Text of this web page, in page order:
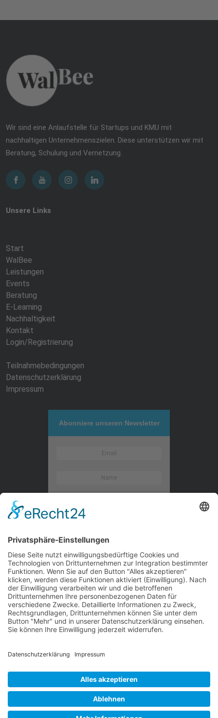
Wir sind eine Anlaufstelle für Startups und KMU mit
nachhaltigen Unternehmenszielen. Diese unterstützen wir mit
Beratung, Schulung und Vernetzung.
Unsere Links
Start
WalBee
Leistungen
Events
Beratung
E-Learning
Nachhaltigkeit
Kontakt
Login/Registrierung
Teilnahmebedingungen
Datenschutzerklärung
Impressum
Abonniere unseren Newsletter
Kontaktieren Sie uns
WalBee
Bizzmade GmbH
Gießereistraße 29
83022 Rosenheim
Tel.:+49 8031 282 09 50
Web:
www.walbee.de
© 2025 WalBee. Alle Rechte vorbehalten.